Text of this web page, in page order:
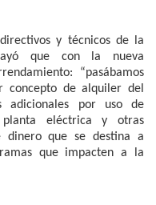
y técnicos de la
que con la nueva
“pasábamos
concepto de alquiler del
adicionales por uso de
planta eléctrica y otras
dinero que se destina a
que impacten a la